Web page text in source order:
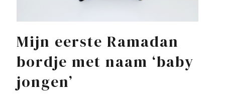
Mijn eerste Ramadan
bordje met naam ‘baby
jongen’